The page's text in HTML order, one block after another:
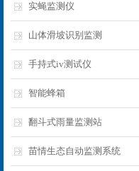
实蝇监测仪
山体滑坡识别监测
手持式iv测试仪
智能蜂箱
翻斗式雨量监测站
苗情生态自动监测系统